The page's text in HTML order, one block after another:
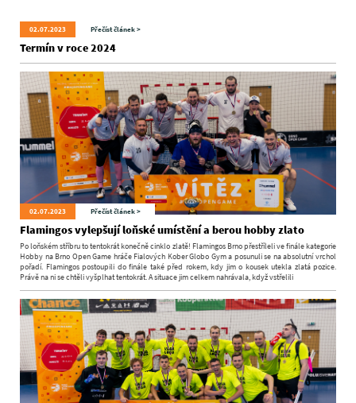
02.07.2023 Přečíst článek >
Termín v roce 2024
02.07.2023 Přečíst článek >
Flamingos vylepšují loňské umístění a berou hobby zlato
Po loňském stříbru to tentokrát konečně cinklo zlatě! Flamingos Brno přestříleli ve finále kategorie
Hobby na Brno Open Game hráče Fialových Kober Globo Gym a posunuli se na absolutní vrchol
pořadí. Flamingos postoupili do finále také před rokem, kdy jim o kousek utekla zlatá pozice.
Právě na ni se chtěli vyšplhat tentokrát. A situace jim celkem nahrávala, když vstřelili